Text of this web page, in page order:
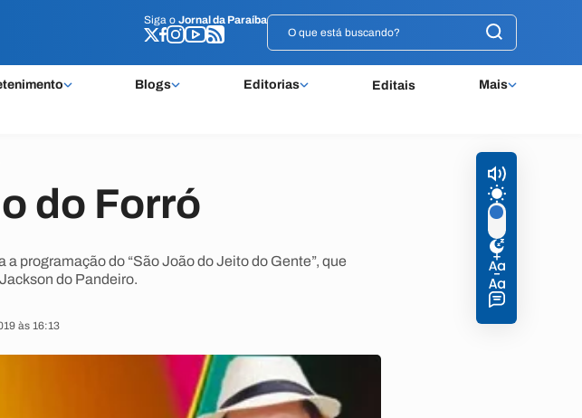
Siga o Jornal da Paraíba
Blogs Editorias Editais Mais
Siga o Jornal da Paraíba
do Forró
programação do “São João do Jeito do Gente”, que
do Pandeiro.
às 16:13